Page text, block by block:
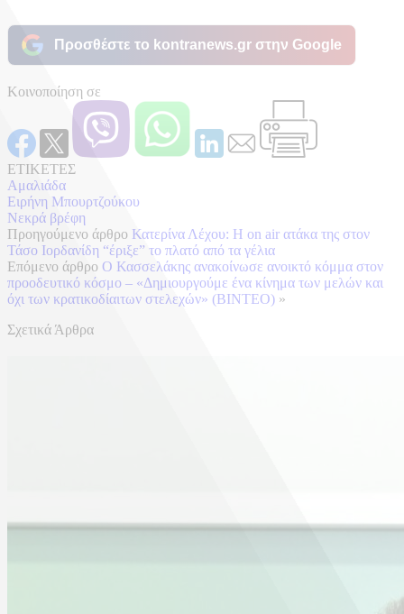
Προσθέστε το kontranews.gr στην Google
Κοινοποίηση σε
ΕΤΙΚΕΤΕΣ
Αμαλιάδα
Ειρήνη Μπουρτζούκου
Νεκρά βρέφη
Προηγούμενο άρθρο Κατερίνα Λέχου: Η on air ατάκα της στον
Τάσο Ιορδανίδη “έριξε” το πλατό από τα γέλια
Επόμενο άρθρο Ο Κασσελάκης ανακοίνωσε ανοικτό κόμμα στον
προοδευτικό κόσμο – «Δημιουργούμε ένα κίνημα των μελών και
όχι των κρατικοδίαιτων στελεχών» (ΒΙΝΤΕΟ) »
Σχετικά Άρθρα